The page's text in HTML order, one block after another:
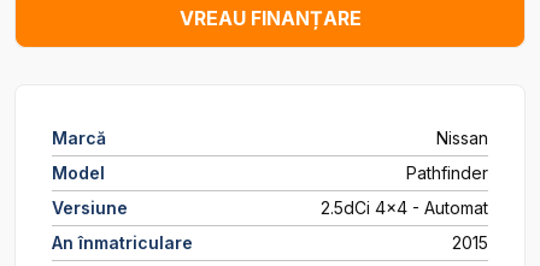
VREAU FINANȚARE
Marcă
Nissan
Model
Pathfinder
Versiune
2.5dCi 4x4 - Automat
An înmatriculare
2015